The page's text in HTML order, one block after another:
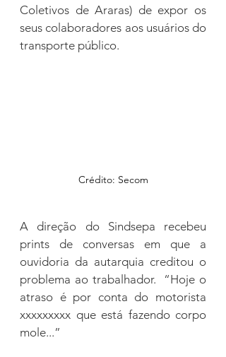
Coletivos de Araras) de expor os
seus colaboradores aos usuários do
transporte público.
Crédito: Secom
A direção do Sindsepa recebeu
prints de conversas em que a
ouvidoria da autarquia creditou o
problema ao trabalhador.  “Hoje o
atraso é por conta do motorista
xxxxxxxxx que está fazendo corpo
mole...”